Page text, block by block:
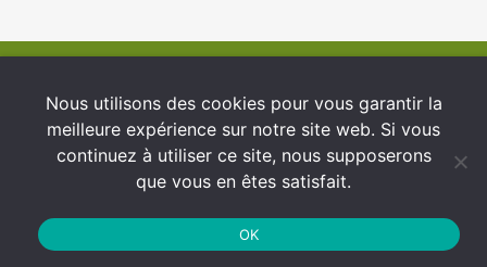
Nous utilisons des cookies pour vous garantir la
meilleure expérience sur notre site web. Si vous
continuez à utiliser ce site, nous supposerons
que vous en êtes satisfait.
OK
Conditions générales d’utilisation
Protection des Données